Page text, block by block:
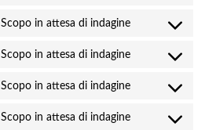
service
recaptcha
Scopo in attesa di indagine
Consent
service
Scopo in attesa di indagine
Consent
service
Scopo in attesa di indagine
Consent
service
Scopo in attesa di indagine
Consent